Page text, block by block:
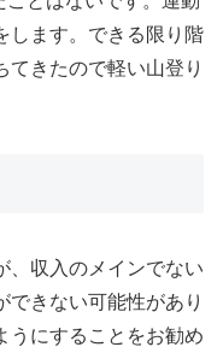
します。できる限り階
てきたので軽い山登り
、収入のメインでない
できない可能性があり
うにすることをお勧め